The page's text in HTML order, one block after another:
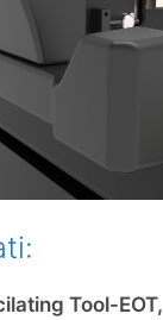
Tool-EOT,